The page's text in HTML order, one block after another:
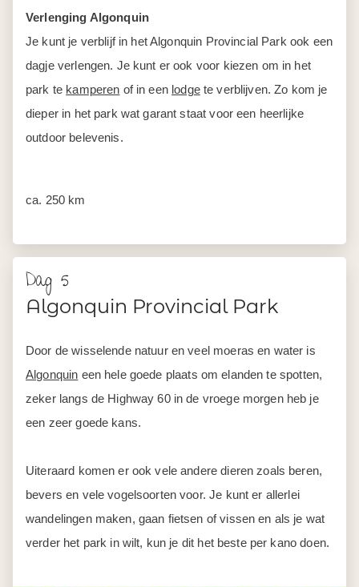
Verlenging Algonquin
Je kunt je verblijf in het Algonquin Provincial Park ook een
dagje verlengen. Je kunt er ook voor kiezen om in het
park te kamperen of in een lodgete verblijven. Zo kom je
dieper in het park wat garant staat voor een heerlijke
outdoor belevenis.
ca. 250 km
Dag 5
Algonquin Provincial Park
Door de wisselende natuur en veel moeras en water is
Algonquin een hele goede plaats om elanden te spotten,
zeker langs de Highway 60 in de vroege morgen heb je
een zeer goede kans.
Uiteraard komen er ook vele andere dieren zoals beren,
bevers en vele vogelsoorten voor. Je kunt er allerlei
wandelingen maken, gaan fietsen of vissen en als je wat
verder het park in wilt, kun je dit het beste per kano doen.